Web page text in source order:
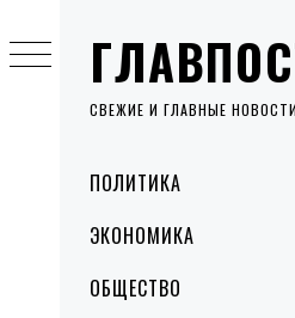
СВЕЖИЕ И ГЛАВНЫЕ НОВОСТИ
MenuПОЛИТИКА
ЭКОНОМИКА
ОБЩЕСТВО
to
content